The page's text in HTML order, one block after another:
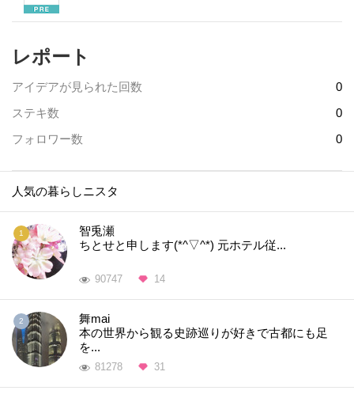
レポート
アイデアが見られた回数
0
ステキ数
0
フォロワー数
0
人気の暮らしニスタ
智兎瀬
ちとせと申します(*^▽^*) 元ホテル従...
90747 14
舞mai
本の世界から観る史跡巡りが好きで古都にも足
を...
81278 31